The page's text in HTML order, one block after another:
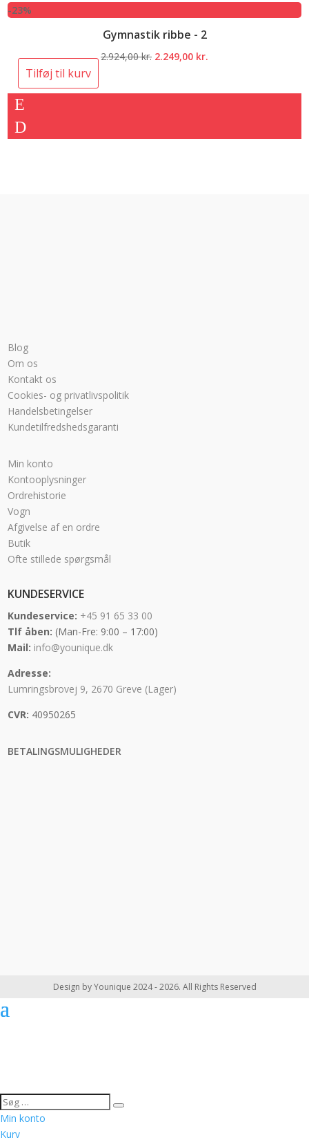
-23%
Gymnastik ribbe - 2
2.924,00kr. Den
2.249,00 kr.
Tilføj til kurv
Blog
Om os
Kontakt os
Cookies- og privatlivspolitik
Handelsbetingelser
Kundetilfredshedsgaranti
Min konto
Kontooplysninger
Ordrehistorie
Vogn
Afgivelse af en ordre
Butik
Ofte stillede spørgsmål
KUNDESERVICE
Kundeservice: +45 91 65 33 00
Tlf åben: (Man-Fre: 9:00 – 17:00)
Mail: info@younique.dk
Adresse:
Lumringsbrovej 9, 2670 Greve (Lager)
CVR: 40950265
BETALINGSMULIGHEDER
Design by Younique 2024 - 2026. All Rights Reserved
Min konto
Kurv